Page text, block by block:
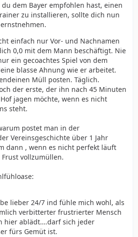
dem Bayer empfohlen hast, einen
zu installieren, sollte dich nun
einfach nur Vor- und Nachnamen
0,0 mit dem Mann beschäftigt. Nie
ein gecoachtes Spiel von dem
blasse Ahnung wie er arbeitet.
Müll posten. Täglich.
der erste, der ihn nach 45 Minuten
jagen möchte, wenn es nicht
steht.
postet man in der
Vereinsgeschichte über 1 Jahr
dann , wenn es nicht perfekt läuft
vollzumüllen.
lieber 24/7 ind fühle mich wohl, als
verbitterter frustrierter Mensch
hier ablädt….darf sich jeder
fürs Gemüt ist.